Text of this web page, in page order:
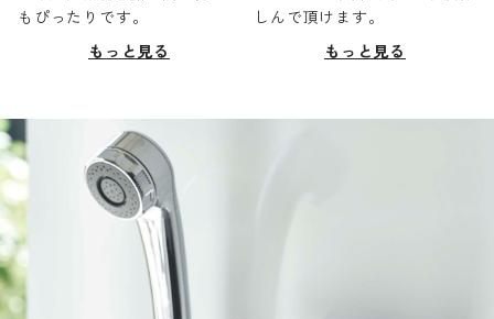
もぴったりです。
もっと見る
しんで頂けます。
もっと見る